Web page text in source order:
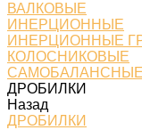
ВАЛКОВЫЕ
ИНЕРЦИОННЫЕ
ИНЕРЦИОННЫЕ
КОЛОСНИКОВЫЕ
САМОБАЛАНСНЫЕ
ДРОБИЛКИ
Назад
ДРОБИЛКИ